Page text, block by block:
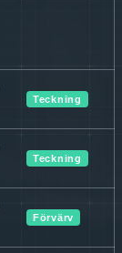
Teckning
Teckning
Förvärv